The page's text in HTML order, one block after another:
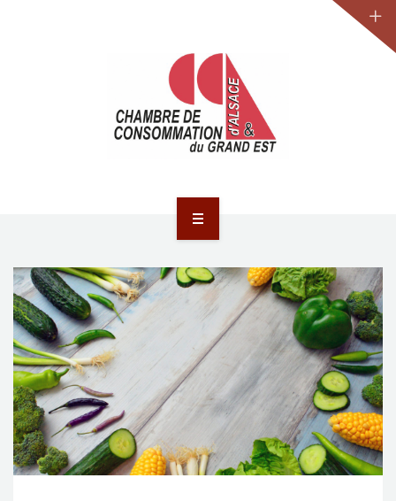
ACTUALITÉS
JURIDIQUE
LA CCA-GE
NOS ACTIONS
CONTACT